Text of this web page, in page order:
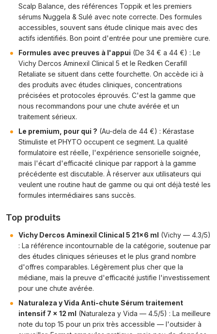
Scalp Balance, des références Toppik et les premiers
sérums Nuggela & Sulé avec note correcte. Des formules
accessibles, souvent sans étude clinique mais avec des
actifs identifiés. Bon point d'entrée pour une première cure.
Formules avec preuves à l'appui (De 34 € a 44 €) : Le
Vichy Dercos Aminexil Clinical 5 et le Redken Cerafill
Retaliate se situent dans cette fourchette. On accède ici à
des produits avec études cliniques, concentrations
précisées et protocoles éprouvés. C'est la gamme que
nous recommandons pour une chute avérée et un
traitement sérieux.
Le premium, pour qui ? (Au-dela de 44 €) : Kérastase
Stimuliste et PHYTO occupent ce segment. La qualité
formulatoire est réelle, l'expérience sensorielle soignée,
mais l'écart d'efficacité clinique par rapport à la gamme
précédente est discutable. À réserver aux utilisateurs qui
veulent une routine haut de gamme ou qui ont déjà testé les
formules intermédiaires sans succès.
Top produits
Vichy Dercos Aminexil Clinical 5 21x6 ml (Vichy — 4.3/5)
: La référence incontournable de la catégorie, soutenue par
des études cliniques sérieuses et le plus grand nombre
d'offres comparables. Légèrement plus cher que la
médiane, mais la preuve d'efficacité justifie l'investissement
pour une chute avérée.
Naturaleza y Vida Anti-chute Sérum traitement
intensif 7 x 12 ml (Naturaleza y Vida — 4.5/5) : La meilleure
note du top 15 pour un prix très accessible — l'outsider à